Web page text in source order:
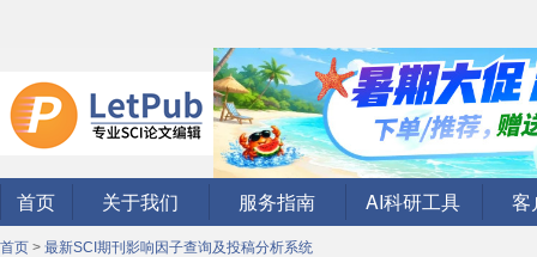
首页 关于我们 服务指南 AI科研工具 客
首页 > 最新SCI期刊影响因子查询及投稿分析系统